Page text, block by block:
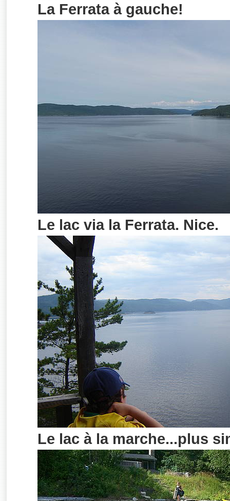
La Ferrata à gauche!
Le lac via la Ferrata. Nice.
Le lac à la marche...plus